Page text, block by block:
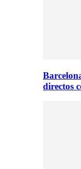
directos